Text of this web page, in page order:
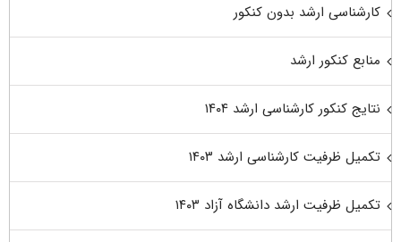
کارشناسی ارشد بدون کنکور
منابع کنکور ارشد
نتایج کنکور کارشناسی ارشد ۱۴۰۴
تکمیل ظرفیت کارشناسی ارشد ۱۴۰۳
تکمیل ظرفیت ارشد دانشگاه آزاد ۱۴۰۳